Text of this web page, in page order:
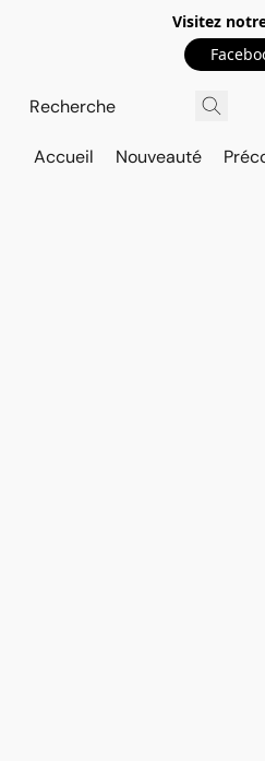
Visitez
Accueil Nouveauté